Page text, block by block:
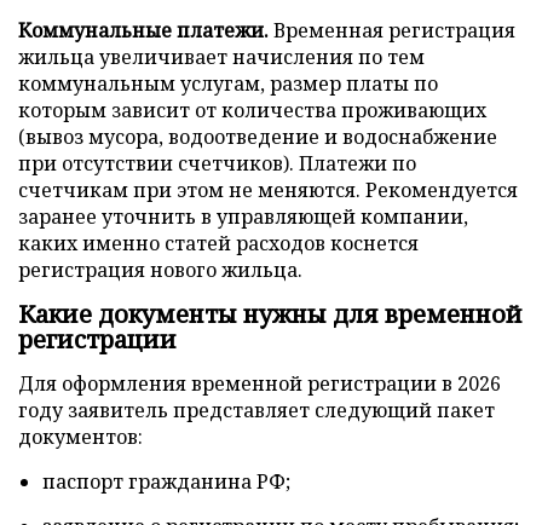
Коммунальные платежи.Временная регистрация
жильца увеличивает начисления по тем
коммунальным услугам, размер платы по
которым зависит от количества проживающих
(вывоз мусора, водоотведение и водоснабжение
при отсутствии счетчиков). Платежи по
счетчикам при этом не меняются. Рекомендуется
заранее уточнить в управляющей компании,
каких именно статей расходов коснется
регистрация нового жильца.
Какие документы нужны для временной
регистрации
Для оформления временной регистрации в 2026
году заявитель представляет следующий пакет
документов:
паспорт гражданина РФ;